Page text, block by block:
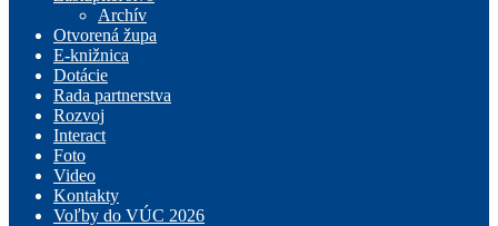
Archív
Otvorená župa
E-knižnica
Dotácie
Rada partnerstva
Rozvoj
Interact
Foto
Video
Kontakty
Voľby do VÚC 2026